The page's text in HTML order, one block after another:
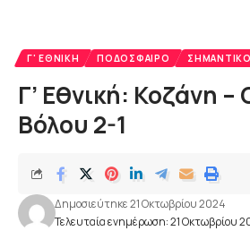
Γ' ΕΘΝΙΚΉ ΠΟΔΌΣΦΑΙΡΟ
Γ’ Εθνική: Κοζάνη
Βόλου 2-1
Τελευταία ενημέρωση: 21 Οκτωβρίου
Δημοσιεύτηκε 21 Οκτωβρίου 2024